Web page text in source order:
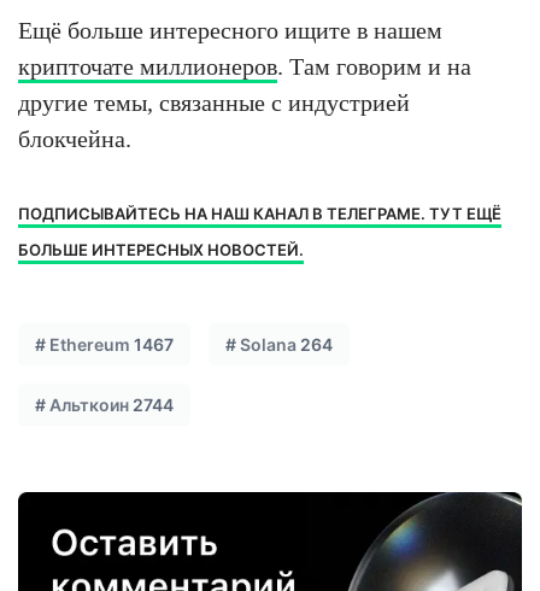
Ещё больше интересного ищите в нашем
крипточате миллионеров. Там говорим и на
другие темы, связанные с индустрией
блокчейна.
ПОДПИСЫВАЙТЕСЬ НА НАШ КАНАЛ В ТЕЛЕГРАМЕ. ТУТ ЕЩЁ
БОЛЬШЕ ИНТЕРЕСНЫХ НОВОСТЕЙ.
# Ethereum 1467 #Solana 264
# Альткоин 2744